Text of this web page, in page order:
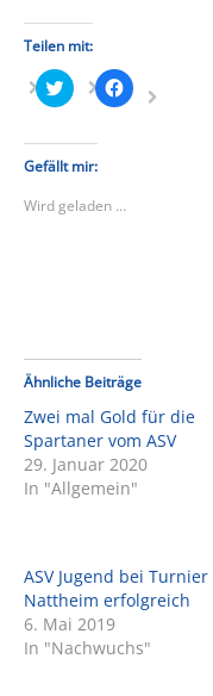
Teilen mit:
Klick,
um
zu
teilen
(Wird
neuem
Klick,
um
neuem
Gefällt mir:
Wird geladen …
Ähnliche Beiträge
Zwei mal Gold für die
Spartaner vom ASV
29. Januar 2020
In "Allgemein"
ASV Jugend bei Turnier
Nattheim erfolgreich
6. Mai 2019
In "Nachwuchs"